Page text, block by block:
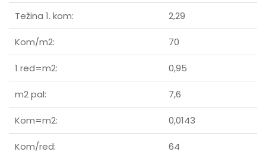
Težina 1. kom: 2,29
Kom/m2: 70
1 red=m2: 0,95
m2 pal: 7,6
Kom=m2: 0,0143
Kom/red: 64